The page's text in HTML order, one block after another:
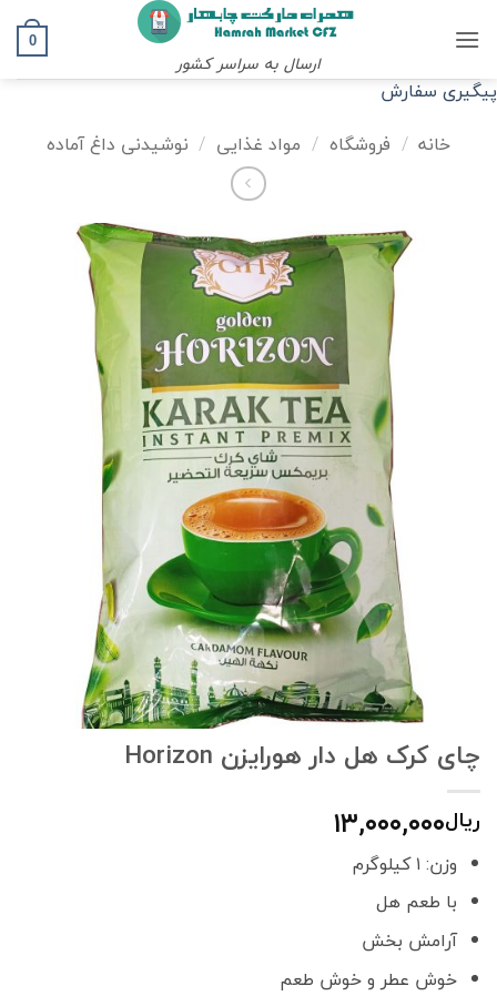
ارسال به سراسر کشور
0
پیگیری سفارش
خانه / فروشگاه / مواد غذایی / نوشیدنی داغ آماده
چای کرک هل دار هورایزن Horizon
ریال۱۳,۰۰۰,۰۰۰
وزن: ۱ کیلوگرم
با طعم هل
آرامش بخش
خوش عطر و خوش طعم